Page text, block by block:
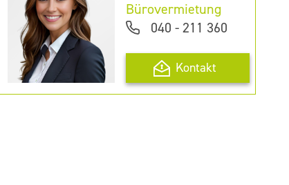
Bürovermietung
040 - 211 360
Kontakt